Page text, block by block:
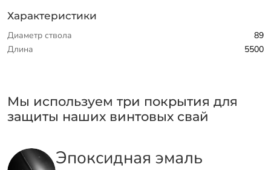
Характеристики
Диаметр ствола
89
Длина
5500
Мы используем три покрытия для
защиты наших винтовых свай
Эпоксидная эмаль